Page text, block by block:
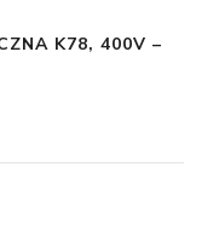
K78, 400V –